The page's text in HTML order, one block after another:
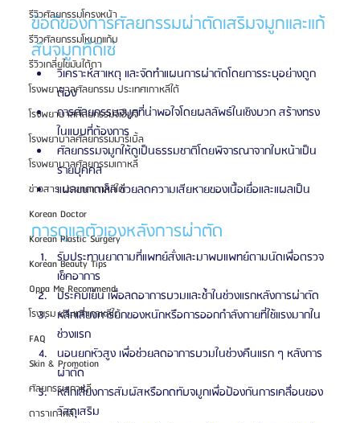
รีวิวศัลยกรรมโครงหน้า
รีวิวศัลยกรรมโหนกแก้ม
รีวิวเกลี่ยไขมันใต้ตา
โรงพยาบาลศัลยกรรม ประเทศเกาหลีใต้
โรงพยาบาลศัลยกรรมจีเอ็นจี
โรงพยาบาลศัลยกรรมมาร์เบิ้ล
โรงพยาบาลศัลยกรรมเกาหลี
ข่าวสาร ประเทศเกาหลีใต้
Korean Doctor
Korean Plastic Surgery
Korean Beauty Tips
Oppa Me Recommend
โรงแรม ประเทศเกาหลีใต้
FAQ
Skin & Promotion
ศัลยกรรมเกาหลี
ดาราเกาหลี
ข้อดีของการศัลยกรรมผ่าตัดเสริมจมูกและแก้
สันจมูกที่ดีเซ่
วิเคราะห์สาเหตุ และจัดทำแผนการผ่าตัดโดยการระบุอย่างถูก
ต้อง
การศัลยกรรมจมูกที่น่าพอใจโดยผลลัพธ์ในเชิงบวก สร้างทรง
ในแบบที่ต้องการ
ศัลยกรรมจมูกให้ดูเป็นธรรมชาติโดยพิจารณาจากใบหน้าเป็น
รายบุคคล
แผลขนาดเล็ก ช่วยลดความเสียหายของเนื้อเยื่อและแผลเป็น
การดูแลตัวเองหลังการผ่าตัด
รับประทานยาตามที่แพทย์สั่งและมาพบแพทย์ตามนัดเพื่อตรวจ
เช็คอาการ
ประคบเย็น เพื่อลดอาการบวมและช้ำในช่วงแรกหลังการผ่าตัด
หลีกเลี่ยงการยกของหนักหรือการออกกำลังกายที่ใช้แรงมากใน
ช่วงแรก
นอนยกหัวสูง เพื่อช่วยลดอาการบวมในช่วงคืนแรก ๆ หลังการ
ผ่าตัด
หลีกเลี่ยงการสัมผัสหรือกดทับจมูกเพื่อป้องกันการเคลื่อนของ
วัสดุเสริม